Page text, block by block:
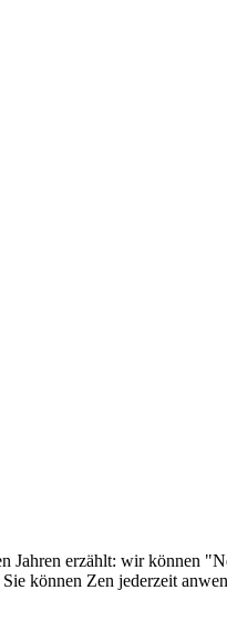
erzählt: wir können
können Zen jederzeit